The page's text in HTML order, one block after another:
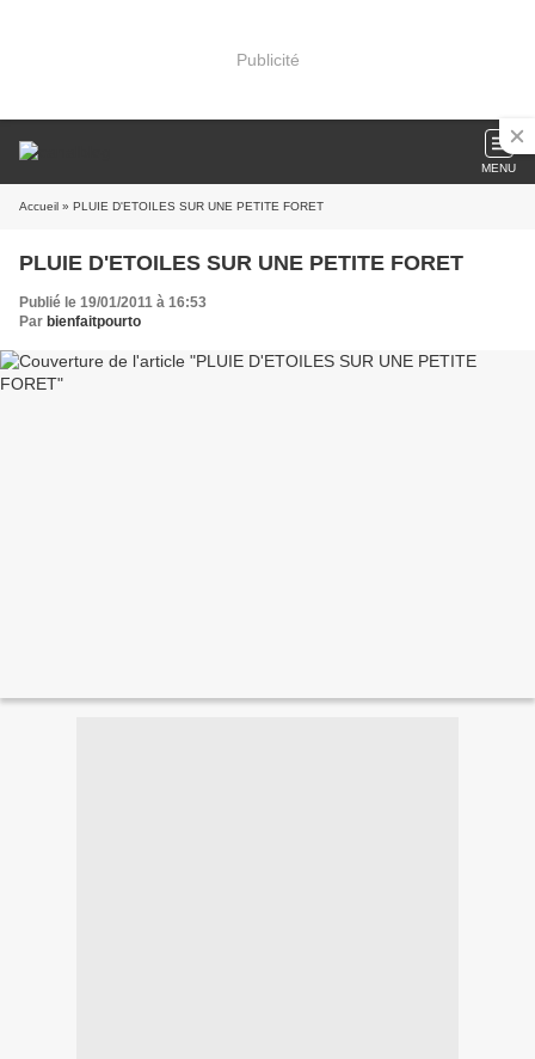
Publicité
MENU
Accueil » PLUIE D'ETOILES SUR UNE PETITE FORET
PLUIE D'ETOILES SUR UNE PETITE FORET
Publié le 19/01/2011 à 16:53
Par bienfaitpourto